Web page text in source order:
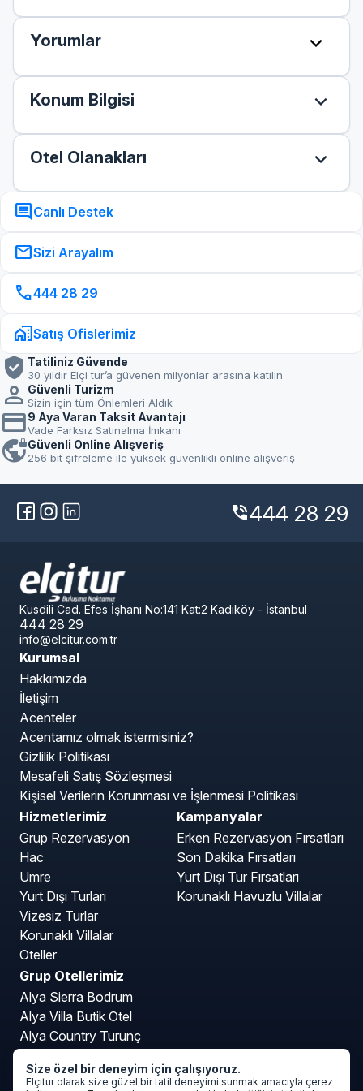
Yorumlar expand_more
Konum Bilgisi expand_more
Otel Olanakları expand_more
commentCanlı Destek
mailSizi Arayalım
call444 28 29
home_workSatış Ofislerimiz
verified_user Tatiliniz Güvende
30 yıldır Elçi tur’a güvenen milyonlar arasına katılın
person Güvenli Turizm
Sizin için tüm Önlemleri Aldık
credit_card9 Aya Varan Taksit Avantajı
Vade Farksız Satınalma İmkanı
vpn_lockGüvenli Online Alışveriş
256 bit şifreleme ile yüksek güvenlikli online alışveriş
phone_in_talk444 28 29
Kusdili Cad. Efes İşhanı No:141 Kat:2 Kadıköy - İstanbul
444 28 29
info@elcitur.com.tr
Kurumsal
Hakkımızda
İletişim
Acenteler
Acentamız olmak istermisiniz?
Gizlilik Politikası
Mesafeli Satış Sözleşmesi
Kişisel Verilerin Korunması ve İşlenmesi Politikası
Hizmetlerimiz
Grup Rezervasyon
Hac
Umre
Yurt Dışı Turları
Vizesiz Turlar
Korunaklı Villalar
Oteller
Kampanyalar
Erken Rezervasyon Fırsatları
Son Dakika Fırsatları
Yurt Dışı Tur Fırsatları
Korunaklı Havuzlu Villalar
Grup Otellerimiz
Alya Sierra Bodrum
Alya Villa Butik Otel
Alya Country Turunç
Mavi Deniz Otel Turunç
Size özel bir deneyim için çalışıyoruz.
Elçitur olarak size güzel bir tatil deneyimi sunmak amacıyla çerez